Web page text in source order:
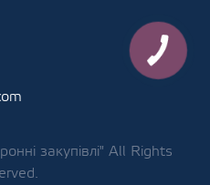
закупівлі" All Rights
КНОПКА
ЗВ'ЯЗКУ